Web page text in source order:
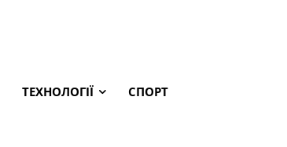
ТЕХНОЛОГІЇ СПОРТ